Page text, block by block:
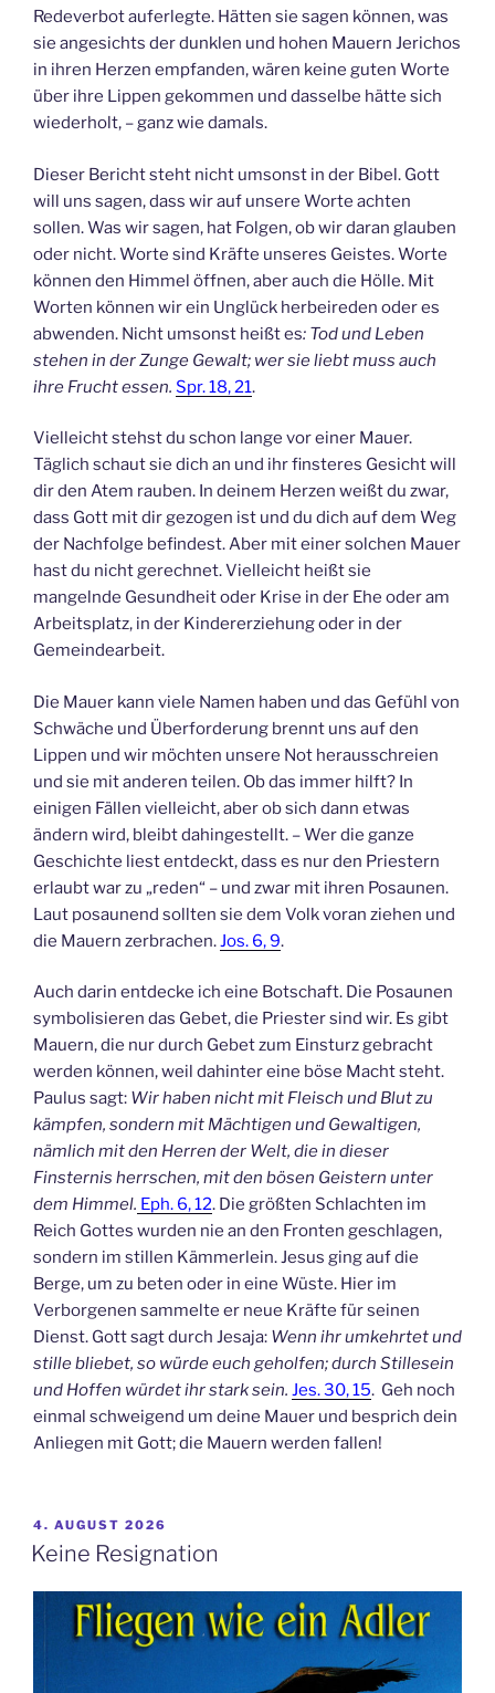
Redeverbot auferlegte. Hätten sie sagen können, was
sie angesichts der dunklen und hohen Mauern Jerichos
in ihren Herzen empfanden, wären keine guten Worte
über ihre Lippen gekommen und dasselbe hätte sich
wiederholt, – ganz wie damals.
Dieser Bericht steht nicht umsonst in der Bibel. Gott
will uns sagen, dass wir auf unsere Worte achten
sollen. Was wir sagen, hat Folgen, ob wir daran glauben
oder nicht. Worte sind Kräfte unseres Geistes. Worte
können den Himmel öffnen, aber auch die Hölle. Mit
Worten können wir ein Unglück herbeireden oder es
abwenden. Nicht umsonst heißt es: Tod und Leben
stehen in der Zunge Gewalt; wer sie liebt muss auch
ihre Frucht essen. Spr. 18, 21.
Vielleicht stehst du schon lange vor einer Mauer.
Täglich schaut sie dich an und ihr finsteres Gesicht will
dir den Atem rauben. In deinem Herzen weißt du zwar,
dass Gott mit dir gezogen ist und du dich auf dem Weg
der Nachfolge befindest. Aber mit einer solchen Mauer
hast du nicht gerechnet. Vielleicht heißt sie
mangelnde Gesundheit oder Krise in der Ehe oder am
Arbeitsplatz, in der Kindererziehung oder in der
Gemeindearbeit.
Die Mauer kann viele Namen haben und das Gefühl von
Schwäche und Überforderung brennt uns auf den
Lippen und wir möchten unsere Not herausschreien
und sie mit anderen teilen. Ob das immer hilft? In
einigen Fällen vielleicht, aber ob sich dann etwas
ändern wird, bleibt dahingestellt. – Wer die ganze
Geschichte liest entdeckt, dass es nur den Priestern
erlaubt war zu „reden“ – und zwar mit ihren Posaunen.
Laut posaunend sollten sie dem Volk voran ziehen und
die Mauern zerbrachen.Jos. 6, 9.
Auch darin entdecke ich eine Botschaft. Die Posaunen
symbolisieren das Gebet, die Priester sind wir. Es gibt
Mauern, die nur durch Gebet zum Einsturz gebracht
werden können, weil dahinter eine böse Macht steht.
Paulus sagt: Wir haben nicht mit Fleisch und Blut zu
kämpfen, sondern mit Mächtigen und Gewaltigen,
nämlich mit den Herren der Welt, die in dieser
Finsternis herrschen, mit den bösen Geistern unter
dem Himmel. Eph. 6, 12. Die größten Schlachten im
Reich Gottes wurden nie an den Fronten geschlagen,
sondern im stillen Kämmerlein. Jesus ging auf die
Berge, um zu beten oder in eine Wüste. Hier im
Verborgenen sammelte er neue Kräfte für seinen
Dienst. Gott sagt durch Jesaja: Wenn ihr umkehrtet und
stille bliebet, so würde euch geholfen; durch Stillesein
und Hoffen würdet ihr stark sein. Jes. 30, 15. Geh noch
einmal schweigend um deine Mauer und besprich dein
Anliegen mit Gott; die Mauern werden fallen!
VERÖFFENTLICHT
AM
4. AUGUST 2026
Keine Resignation